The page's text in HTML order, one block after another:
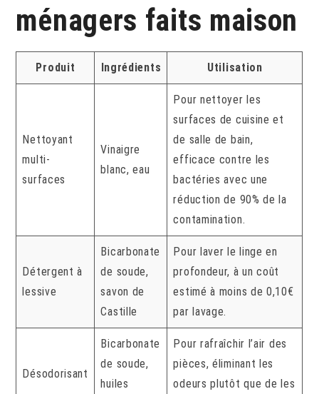
ménagers faits maison
Produit Ingrédients Utilisation
Nettoyant
multi-
surfaces
Vinaigre
blanc, eau
Pour nettoyer les
surfaces de cuisine et
de salle de bain,
efficace contre les
bactéries avec une
réduction de 90% de la
contamination.
Détergent à
lessive
Bicarbonate
de soude,
savon de
Castille
Pour laver le linge en
profondeur, à un coût
estimé à moins de 0,10€
par lavage.
Désodorisant
Bicarbonate
de soude,
huiles
Pour rafraîchir l’air des
pièces, éliminant les
odeurs plutôt que de les